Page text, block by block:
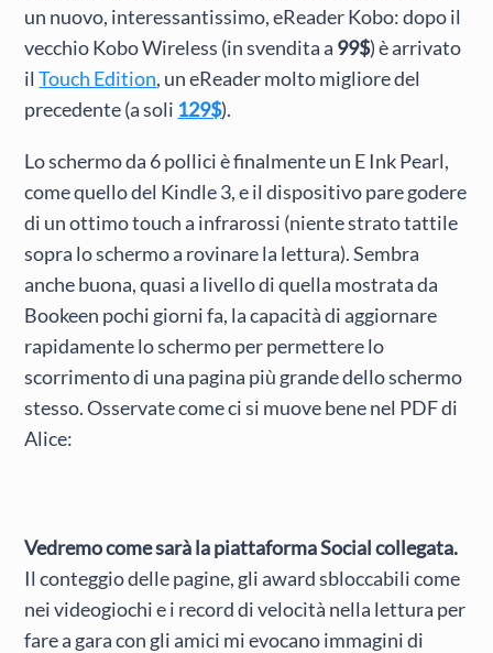
un nuovo, interessantissimo, eReader Kobo: dopo il
vecchio Kobo Wireless (in svendita a 99$) è arrivato
ilTouch Edition, un eReader molto migliore del
precedente (a soli 129$).
Lo schermo da 6 pollici è finalmente un E Ink Pearl,
come quello del Kindle 3, e il dispositivo pare godere
di un ottimo touch a infrarossi (niente strato tattile
sopra lo schermo a rovinare la lettura). Sembra
anche buona, quasi a livello di quella mostrata da
Bookeen pochi giorni fa, la capacità di aggiornare
rapidamente lo schermo per permettere lo
scorrimento di una pagina più grande dello schermo
stesso. Osservate come ci si muove bene nel PDF di
Alice:
Vedremo come sarà la piattaforma Social collegata.
Il conteggio delle pagine, gli award sbloccabili come
nei videogiochi e i record di velocità nella lettura per
fare a gara con gli amici mi evocano immagini di